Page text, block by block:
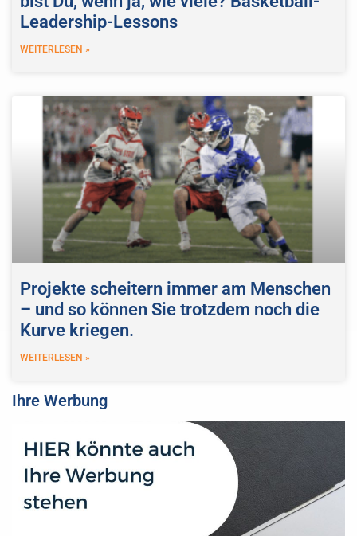
Leadership-Lessons
WEITERLESEN »
Projekte scheitern immer am Menschen
– und so können Sie trotzdem noch die
Kurve kriegen.
WEITERLESEN »
Ihre Werbung